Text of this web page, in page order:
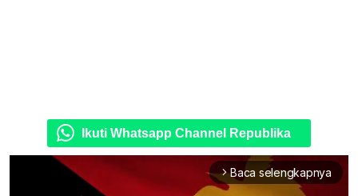
Ikuti Whatsapp Channel Republika
arrow_forward_ios Baca selengkapnya